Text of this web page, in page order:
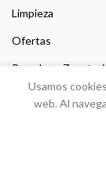
Limpieza
Ofertas
Prendas y Zapateria
Usamos
web. Al